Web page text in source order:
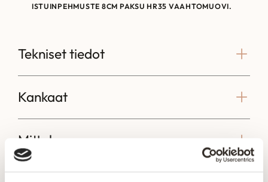
ISTUINPEHMUSTE 8CM PAKSU HR35 VAAHTOMUOVI.
Tekniset tiedot
Kankaat
Mittakuva